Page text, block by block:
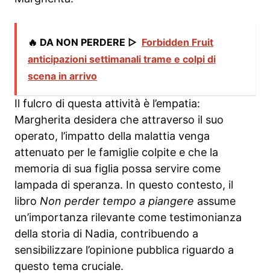
🔥 DA NON PERDERE ▷ Forbidden Fruit
anticipazioni settimanali trame e colpi di
scena in arrivo
Il fulcro di questa attività è l’empatia:
Margherita desidera che attraverso il suo
operato, l’impatto della malattia venga
attenuato per le famiglie colpite e che la
memoria di sua figlia possa servire come
lampada di speranza. In questo contesto, il
libro Non perder tempo a piangere assume
un’importanza rilevante come testimonianza
della storia di Nadia, contribuendo a
sensibilizzare l’opinione pubblica riguardo a
questo tema cruciale.